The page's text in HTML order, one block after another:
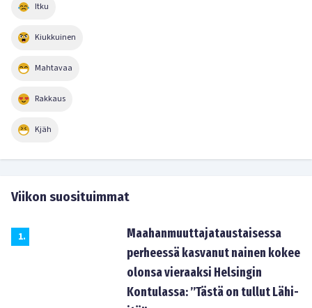
Itku
Kiukkuinen
Mahtavaa
Rakkaus
Kjäh
Viikon suosituimmat
1.
Maahanmuuttajataustaisessa
perheessä kasvanut nainen kokee
olonsa vieraaksi Helsingin
Kontulassa: ”Tästä on tullut Lähi-